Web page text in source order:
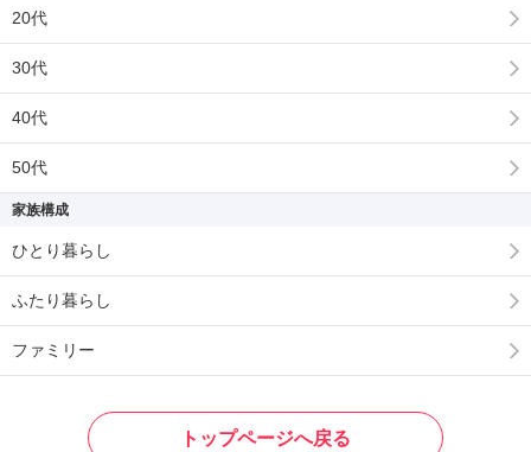
20代
30代
40代
50代
家族構成
ひとり暮らし
ふたり暮らし
ファミリー
トップページへ戻る